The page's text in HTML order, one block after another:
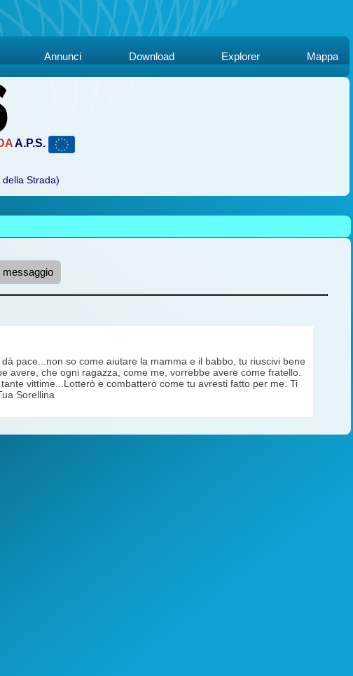
Annunci Download Explorer Mappa
A.P.S.
Strada)
messaggio
pace...non so come aiutare la mamma e il babbo, tu riuscivi bene
avere, che ogni ragazza, come me, vorrebbe avere come fratello.
vittime...Lotterò e combatterò come tu avresti fatto per me. Ti
Sorellina